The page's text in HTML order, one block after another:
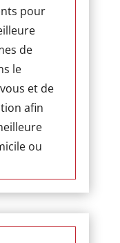
pour
de
le
et de
afin
ou